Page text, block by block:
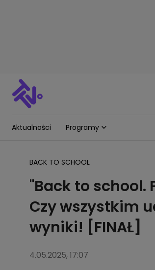
Aktualności Programy
BACK TO SCHOOL
"Back to school.
Czy wszystkim
wyniki! [FINAŁ]
4.05.2025, 17:07